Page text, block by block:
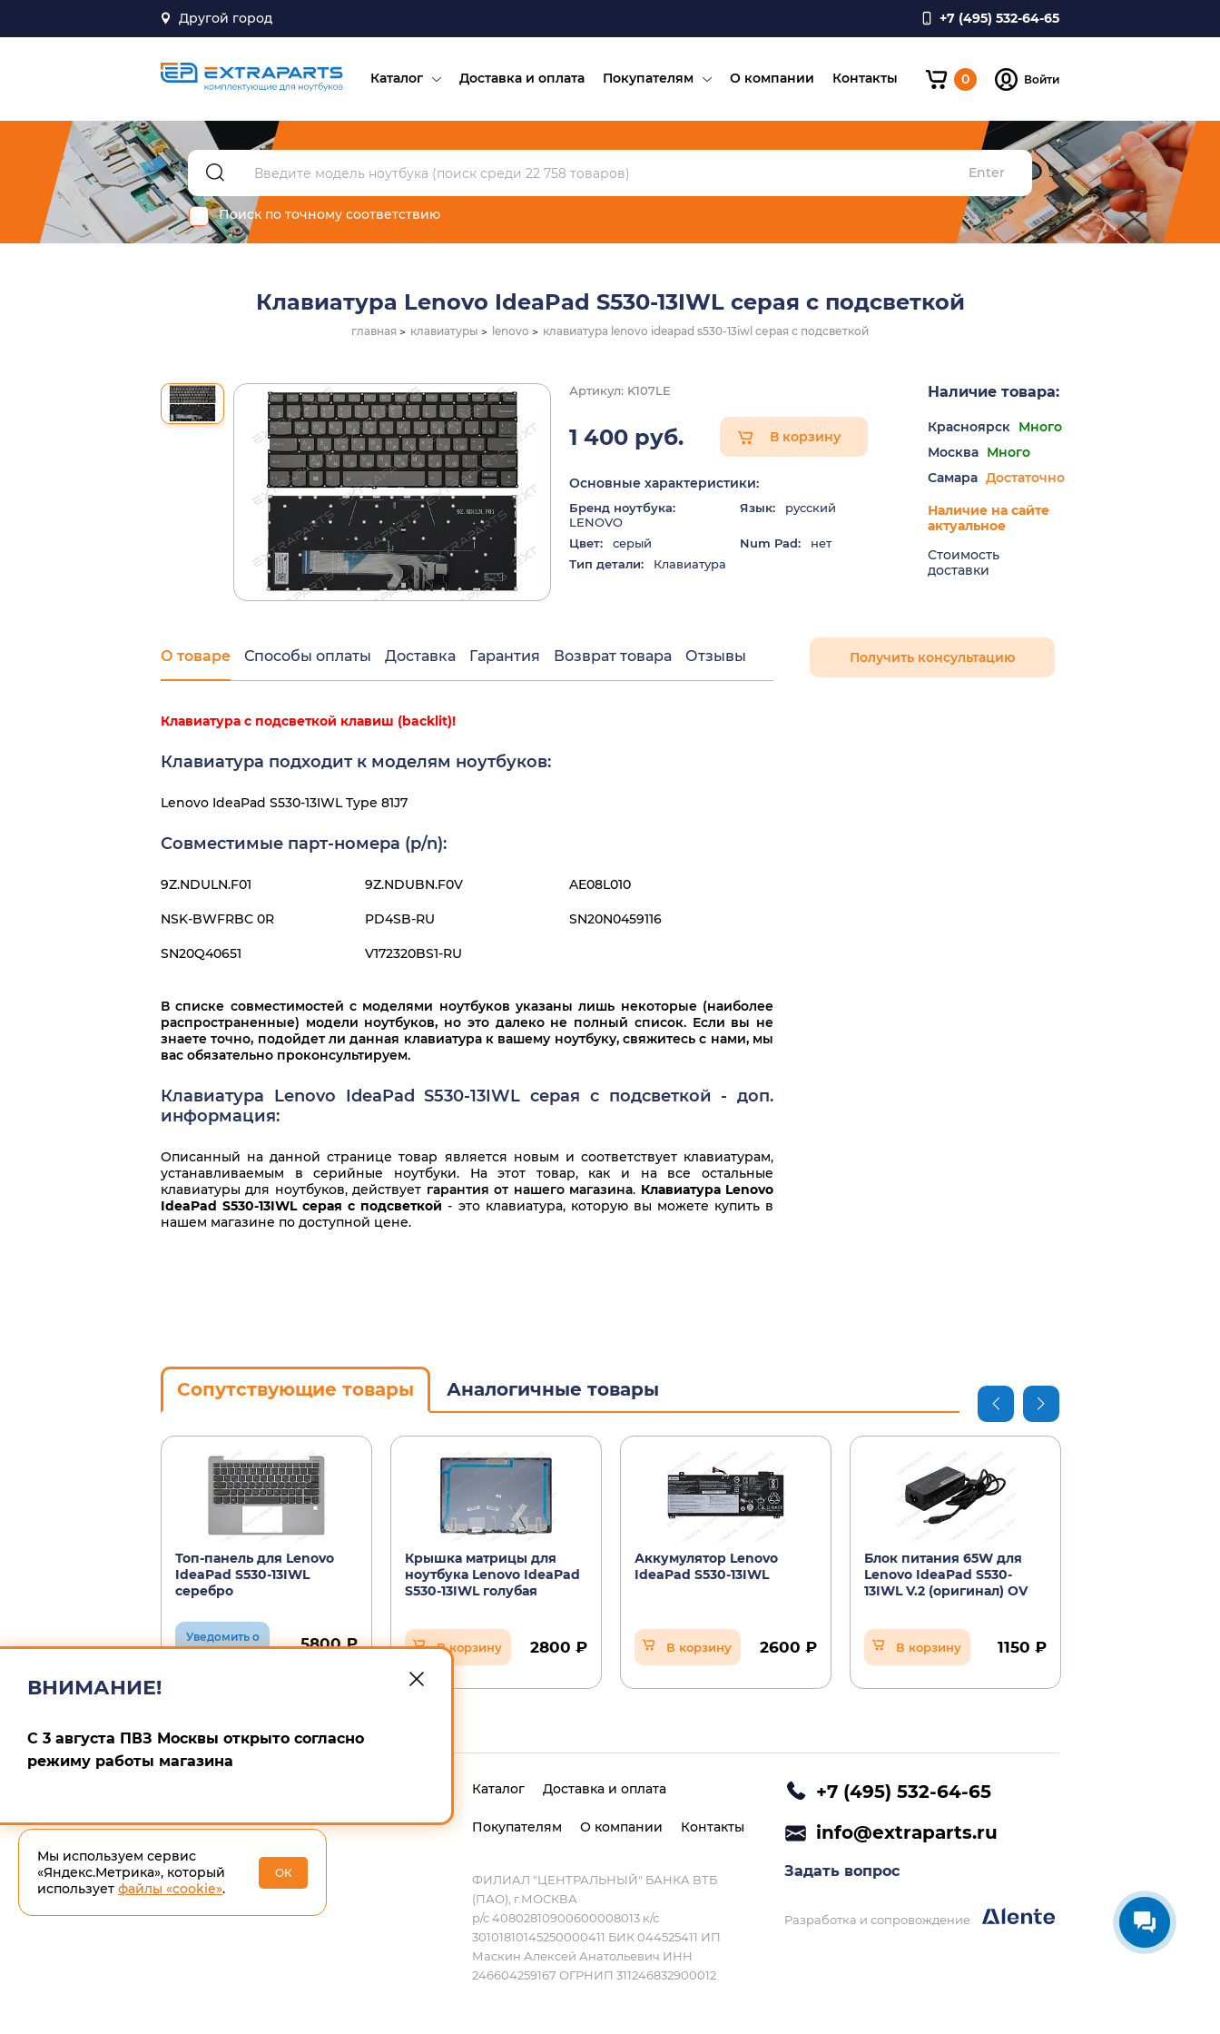
Другой город +7 (495) 532-64-65
Каталог Доставка и оплата Покупателям О компании Контакты 0 Войти
Enter
Поиск по точному соответствию
Клавиатура Lenovo IdeaPad S530-13IWL серая с подсветкой
главная клавиатуры lenovo клавиатура lenovo ideapad s530-13iwl серая с подсветкой
Артикул: K107LE
1 400 руб. В корзину
Основные характеристики:
Бренд ноутбука:
LENOVO
Язык: русский
Цвет: серый Num Pad:
нет
Тип детали:
Клавиатура
Наличие товара:
Красноярск Много
Москва Много
Самара Достаточно
Наличие на сайте
актуальное
Стоимость
доставки
О товаре Способы оплаты Доставка Гарантия Возврат товара Отзывы
Клавиатура с подсветкой клавиш (backlit)!
Клавиатура подходит к моделям ноутбуков:
Lenovo IdeaPad S530-13IWL Type 81J7
Совместимые парт-номера (p/n):
9Z.NDULN.F01 9Z.NDUBN.F0V AE08L010
NSK-BWFRBC 0R PD4SB-RU SN20N0459116
SN20Q40651 V172320BS1-RU
В списке совместимостей с моделями ноутбуков указаны лишь некоторые (наиболее
распространенные) модели ноутбуков, но это далеко не полный список. Если вы не
знаете точно, подойдет ли данная клавиатура к вашему ноутбуку, свяжитесь с нами, мы
вас обязательно проконсультируем.
Клавиатура Lenovo IdeaPad S530-13IWL серая с подсветкой - доп.
информация:
Описанный на данной странице товар является новым и соответствует клавиатурам,
устанавливаемым в серийные ноутбуки. На этот товар, как и на все остальные
клавиатуры для ноутбуков, действует гарантия от нашего магазина. Клавиатура Lenovo
IdeaPad S530-13IWL серая с подсветкой - это клавиатура, которую вы можете купить в
нашем магазине по доступной цене.
Получить консультацию
Сопутствующие товары Аналогичные товары
Топ-панель для Lenovo
IdeaPad S530-13IWL
серебро
Уведомить о
поступлении
5800 ₽
Крышка матрицы для
ноутбука Lenovo IdeaPad
S530-13IWL голубая
В корзину 2800 ₽
Аккумулятор Lenovo
IdeaPad S530-13IWL
В корзину 2600 ₽
Блок питания 65W для
Lenovo IdeaPad S530-
13IWL V.2 (оригинал) OV
В корзину 1150 ₽
Каталог Доставка и оплата
Покупателям О компании Контакты
ФИЛИАЛ "ЦЕНТРАЛЬНЫЙ" БАНКА ВТБ
(ПАО), г.МОСКВА
р/с 40802810900600008013 к/с
30101810145250000411 БИК 044525411 ИП
Маскин Алексей Анатольевич ИНН
246604259167 ОГРНИП 311246832900012
+7 (495) 532-64-65
info@extraparts.ru
Задать вопрос
Разработка и сопровождение
Мы используем сервис
«Яндекс.Метрика», который
использует файлы «cookie».
ОК
ВНИМАНИЕ!
С 3 августа ПВЗ Москвы открыто согласно
режиму работы магазина